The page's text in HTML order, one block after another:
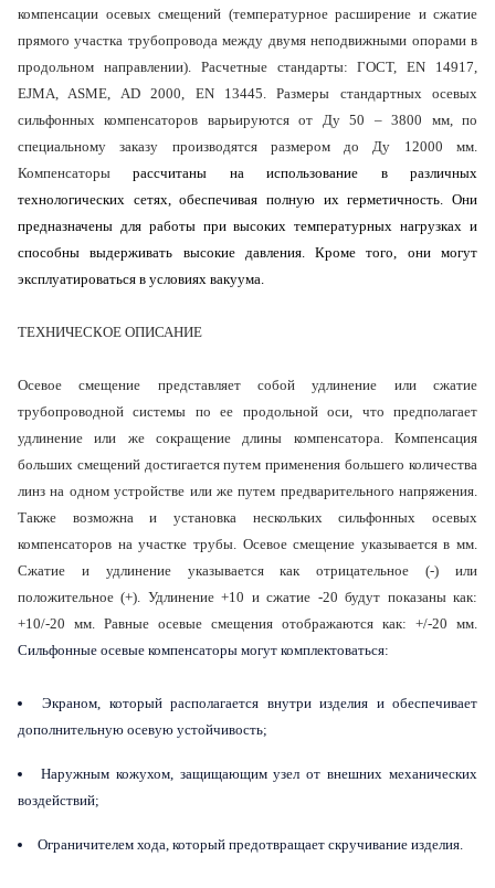
компенсации осевых смещений (температурное расширение и сжатие
прямого участка трубопровода между двумя неподвижными опорами в
продольном направлении). Расчетные стандарты: ГОСТ, EN 14917,
EJMA, ASME, AD 2000, EN 13445. Размеры стандартных осевых
сильфонных компенсаторов варьируются от Ду 50 – 3800 мм, по
специальному заказу производятся размером до Ду 12000 мм.
Компенсаторырассчитаны на использование в различных
технологических сетях, обеспечивая полную их герметичность. Они
предназначены для работы при высоких температурных нагрузках и
способны выдерживать высокие давления. Кроме того, они могут
эксплуатироваться в условиях вакуума.
ТЕХНИЧЕСКОЕ ОПИСАНИЕ
Осевое смещение представляет собой удлинение или сжатие
трубопроводной системы по ее продольной оси, что предполагает
удлинение или же сокращение длины компенсатора. Компенсация
больших смещений достигается путем применения большего количества
линз на одном устройстве или же путем предварительного напряжения.
Также возможна и установка нескольких сильфонных осевых
компенсаторов на участке трубы. Осевое смещение указывается в мм.
Сжатие и удлинение указывается как отрицательное (-) или
положительное (+). Удлинение +10 и сжатие -20 будут показаны как:
+10/-20 мм. Равные осевые смещения отображаются как: +/-20 мм.
Сильфонные осевые компенсаторы могут комплектоваться:
Экраном, который располагается внутри изделия и обеспечивает
дополнительную осевую устойчивость;
Наружным кожухом, защищающим узел от внешних механических
воздействий;
Ограничителем хода, который предотвращает скручивание изделия.